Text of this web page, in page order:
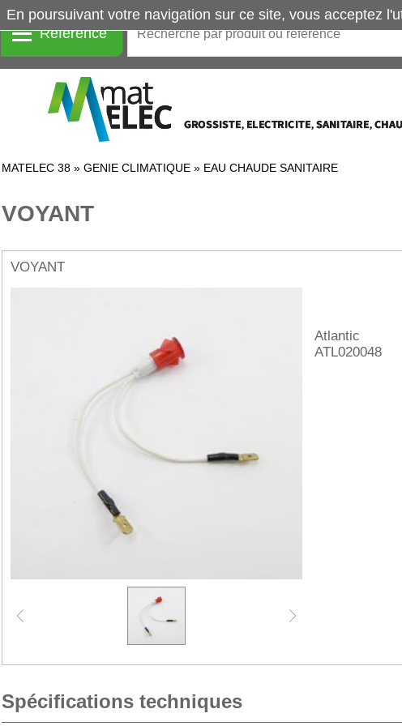
Référence
MATELEC 38 » GENIE CLIMATIQUE » EAU CHAUDE SANITAIRE
VOYANT
VOYANT
Atlantic
ATL020048
Spécifications techniques
En poursuivant votre navigation sur ce site, vous